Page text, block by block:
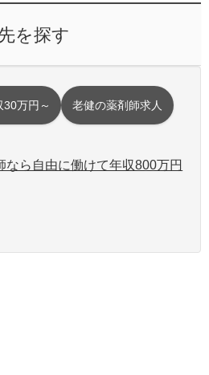
を探す
30万円～ 老健の薬剤師求人
なら自由に働けて年収800万円